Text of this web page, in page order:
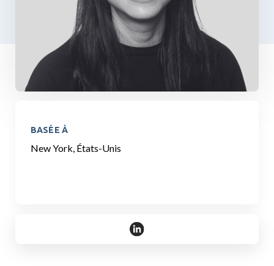
BASÉE À
New York, États-Unis
https://www.linkedin.com/in/